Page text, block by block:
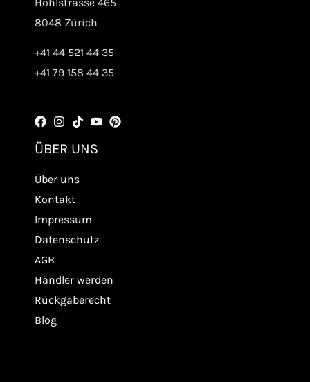
Hohlstrasse 465
8048 Zürich
+41 44 521 44 35
+41 79 158 44 35
ÜBER UNS
Über uns
Kontakt
Impressum
Datenschutz
AGB
Händler werden
Rückgaberecht
Blog